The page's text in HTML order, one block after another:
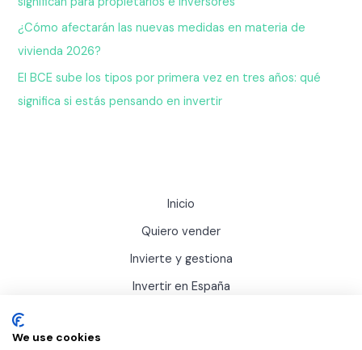
¿Cómo afectarán las nuevas medidas en materia de
vivienda 2026?
El BCE sube los tipos por primera vez en tres años: qué
significa si estás pensando en invertir
Inicio
Quiero vender
Invierte y gestiona
Invertir en España
We use cookies